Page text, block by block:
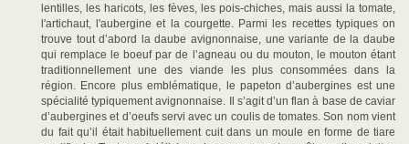
lentilles, les haricots, les fèves, les pois-chiches, mais aussi la tomate,
l'artichaut, l'aubergine et la courgette. Parmi les recettes typiques on
trouve tout d’abord la daube avignonnaise, une variante de la daube
qui remplace le boeuf par de l’agneau ou du mouton, le mouton étant
traditionnellement une des viande les plus consommées dans la
région. Encore plus emblématique, le papeton d’aubergines est une
spécialité typiquement avignonnaise. Il s’agit d’un flan à base de caviar
d’aubergines et d’oeufs servi avec un coulis de tomates. Son nom vient
du fait qu’il était habituellement cuit dans un moule en forme de tiare